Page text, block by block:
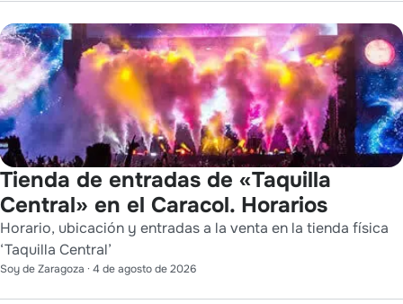
Tienda de entradas de «Taquilla
Central» en el Caracol. Horarios
Horario, ubicación y entradas a la venta en la tienda física
‘Taquilla Central’
Soy de Zaragoza · 4 de agosto de 2026